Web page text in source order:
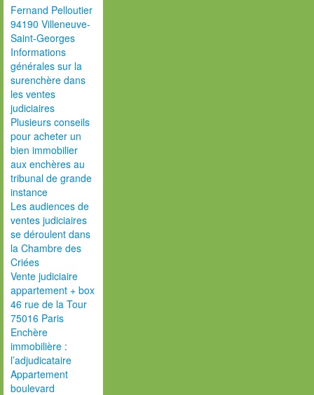
Fernand Pelloutier
94190 Villeneuve-
Saint-Georges
Informations
générales sur la
surenchère dans
les ventes
judiciaires
Plusieurs conseils
pour acheter un
bien immobilier
aux enchères au
tribunal de grande
instance
Les audiences de
ventes judiciaires
se déroulent dans
la Chambre des
Criées
Vente judiciaire
appartement + box
46 rue de la Tour
75016 Paris
Enchère
immobilière :
l’adjudicataire
Appartement
boulevard